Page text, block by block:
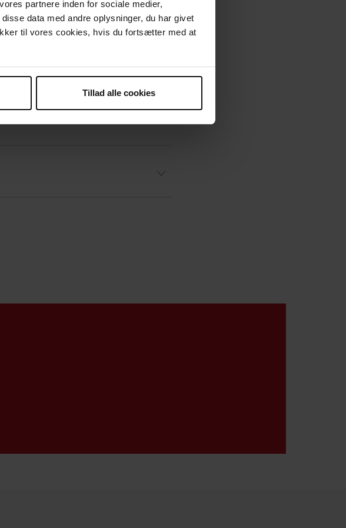
partnere inden for sociale medier,
data med andre oplysninger, du har givet
til vores cookies, hvis du fortsætter med at
Tillad alle cookies
i verden